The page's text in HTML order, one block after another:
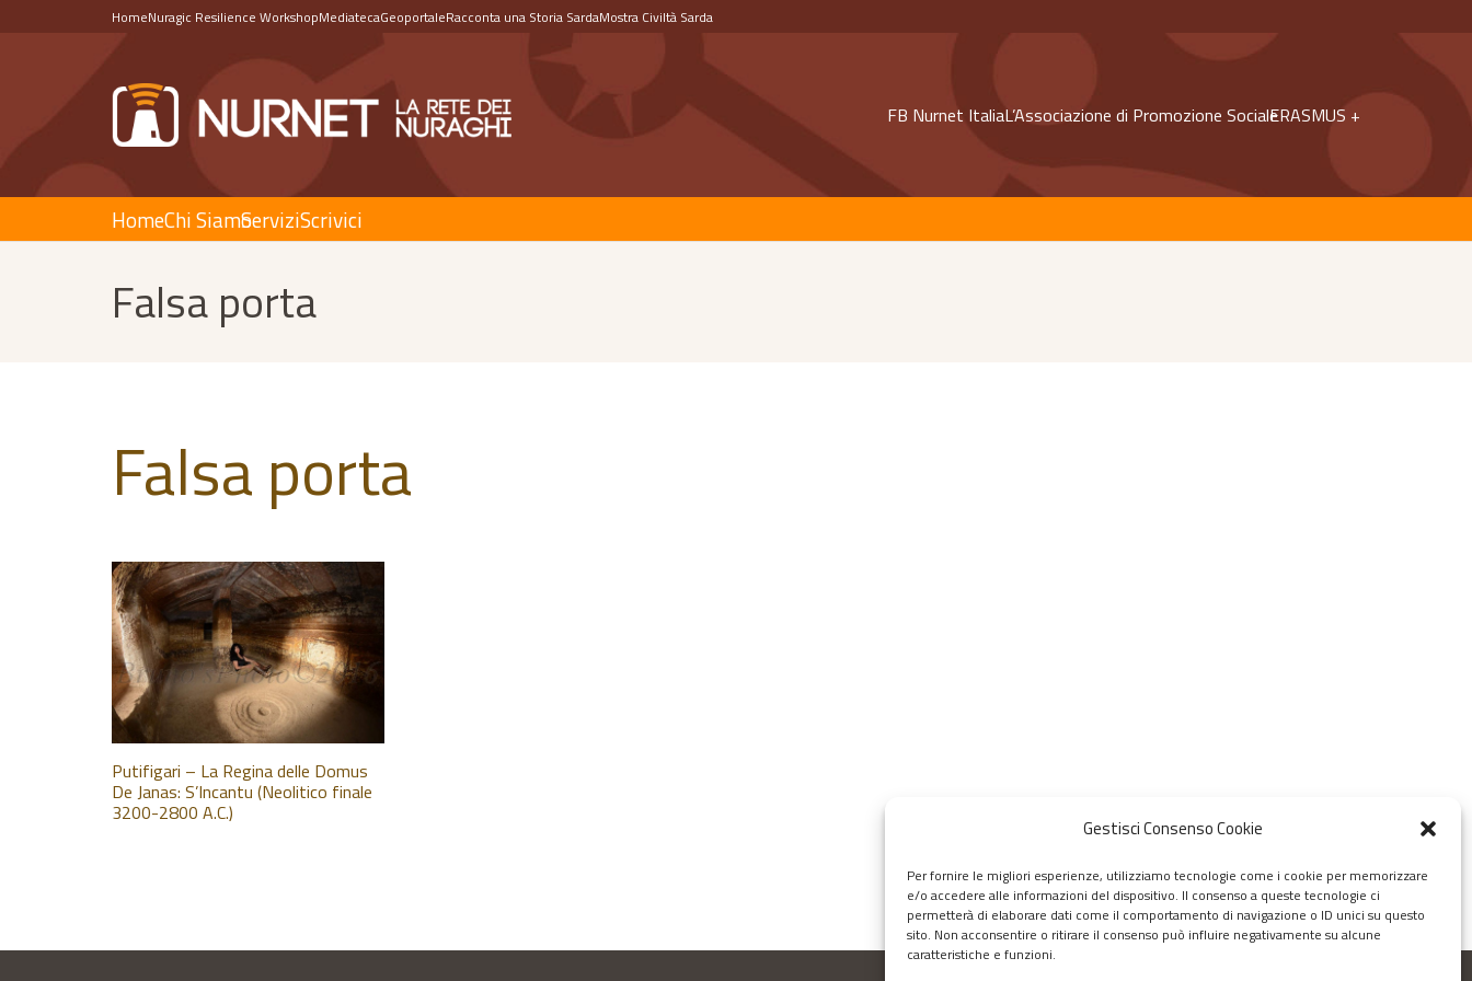
Gestisci Consenso Cookie
Per fornire le migliori esperienze, utilizziamo tecnologie come i cookie per memorizzare
e/o accedere alle informazioni del dispositivo. Il consenso a queste tecnologie ci
permetterà di elaborare dati come il comportamento di navigazione o ID unici su questo
sito. Non acconsentire o ritirare il consenso può influire negativamente su alcune
caratteristiche e funzioni.
HomeNuragic Resilience WorkshopMediatecaGeoportaleRacconta una Storia SardaMostra Civiltà Sarda
FB Nurnet ItaliaL’Associazione di Promozione SocialeERASMUS +
HomeChi SiamoServiziScrivici
Falsa porta
Falsa porta
Putifigari – La Regina delle Domus
De Janas: S’Incantu (Neolitico finale
3200-2800 A.C.)